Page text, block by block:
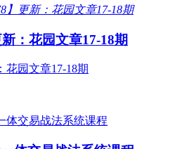
新：花园文章17-18期
花园文章17-18期